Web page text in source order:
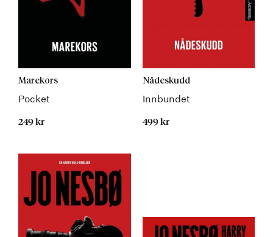
Marekors
Pocket
249 kr
Nådeskudd
Innbundet
499 kr